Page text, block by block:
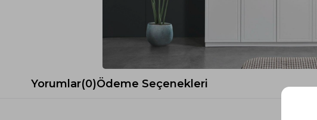
Ev Tekstili
Siyah TV Ünitesi
Şömineli TV Ünitesi
Dresuar
Yorumlar(0)Ödeme Seçenekleri